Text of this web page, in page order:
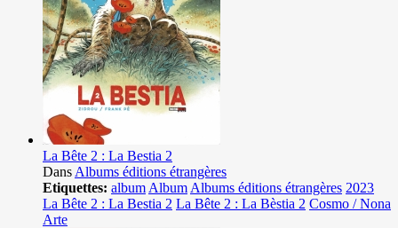
La Bête 2 : La Bestia 2
Dans Albums éditions étrangères
Etiquettes: album Album Albums éditions étrangères 2023
La Bête 2 : La Bestia 2 La Bête 2 : La Bèstia 2 Cosmo / Nona
Arte